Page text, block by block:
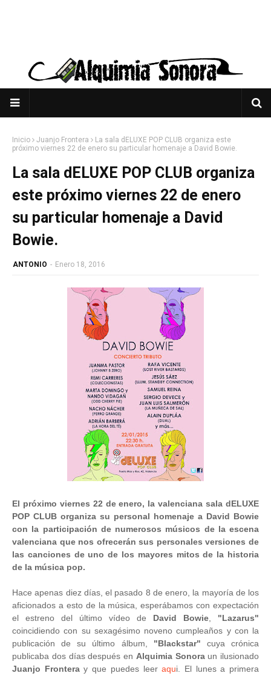
Inicio Juanjo Frontera
La sala dELUXE POP CLUB organiza este
próximo viernes 22 de enero su particular homenaje a David Bowie.
La sala dELUXE POP CLUB organiza
este próximo viernes 22 de enero
su particular homenaje a David
Bowie.
ANTONIO - Enero 18, 2016
El próximo viernes 22 de enero, la valenciana sala dELUXE
POP CLUB organiza su personal homenaje a David Bowie
con la participación de numerosos músicos de la escena
valenciana que nos ofrecerán sus personales versiones de
las canciones de uno de los mayores mitos de la historia
de la música pop.
Hace apenas diez días, el pasado 8 de enero, la mayoría de los
aficionados a esto de la música, esperábamos con expectación
el estreno del último vídeo de David Bowie, "Lazarus"
coincidiendo con su sexagésimo noveno cumpleaños y con la
publicación de su último álbum, "Blackstar" cuya crónica
publicaba dos días después en Alquimia Sonoraun ilusionado
Juanjo Fronteray que puedes leeraqui. El lunes a primera